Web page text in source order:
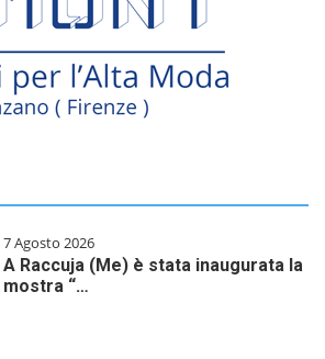
7 Agosto 2026
A Raccuja (Me) è stata inaugurata la
mostra “…